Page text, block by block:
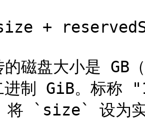
+
的磁盘大小是
制 GiB。标称
将 `size` 设为